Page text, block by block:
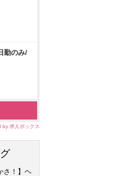
勤のみ/
by 求人ボックス
さ！】ヘ